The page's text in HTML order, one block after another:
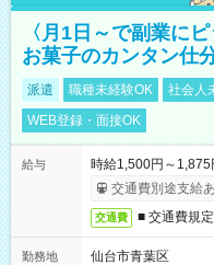
〈月1日～で副業に
お菓子のカンタン仕
派遣 職種未経験OK 社会人
WEB登録・面接OK
給与
時給1,500円～1,875
交通費別途支給
交通費 ■ 交通費規
勤務地
仙台市青葉区